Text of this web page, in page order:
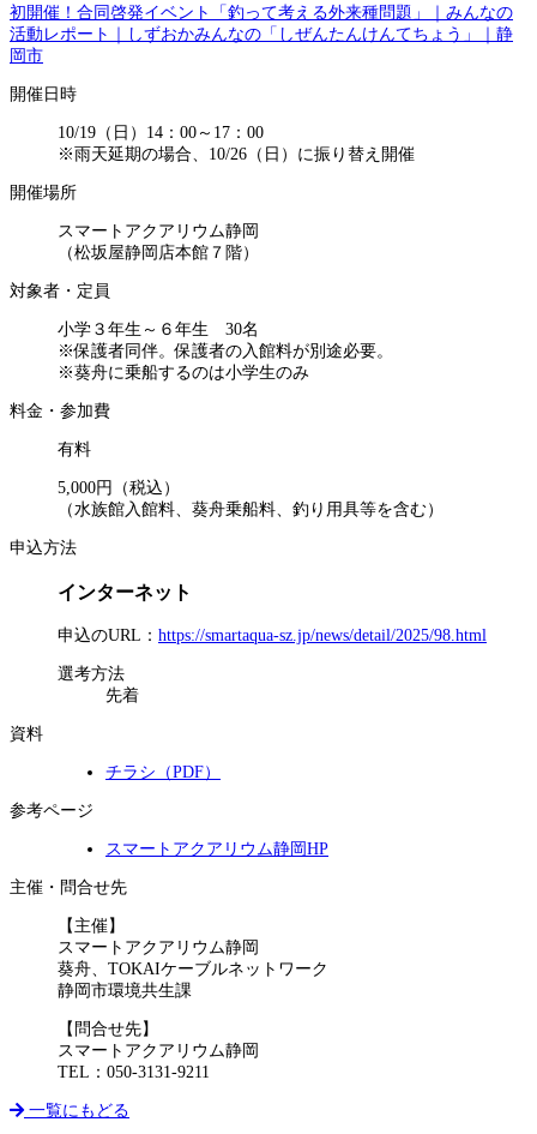
初開催！合同啓発イベント「釣って考える外来種問題」｜みんなの
活動レポート｜しずおかみんなの「しぜんたんけんてちょう」｜静
岡市
開催日時
10/19（日）14：00～17：00
※雨天延期の場合、10/26（日）に振り替え開催
開催場所
スマートアクアリウム静岡
（松坂屋静岡店本館７階）
対象者・定員
小学３年生～６年生 30名
※保護者同伴。保護者の入館料が別途必要。
※葵舟に乗船するのは小学生のみ
料金・参加費
有料
5,000円（税込）
（水族館入館料、葵舟乗船料、釣り用具等を含む）
申込方法
インターネット
申込のURL： https://smartaqua-sz.jp/news/detail/2025/98.html
選考方法
先着
資料
チラシ（PDF）
参考ページ
スマートアクアリウム静岡HP
主催・問合せ先
【主催】
スマートアクアリウム静岡
葵舟、TOKAIケーブルネットワーク
静岡市環境共生課
【問合せ先】
スマートアクアリウム静岡
TEL：050-3131-9211
一覧にもどる